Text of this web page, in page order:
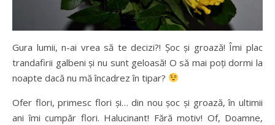
Gura lumii, n-ai vrea să te decizi?! Șoc și groază! Îmi plac
trandafirii galbeni și nu sunt geloasă! O să mai poți dormi la
noapte dacă nu mă încadrez în tipar?
Ofer flori, primesc flori și… din nou șoc și groază, în ultimii
ani îmi cumpăr flori. Halucinant! Fără motiv! Of, Doamne,